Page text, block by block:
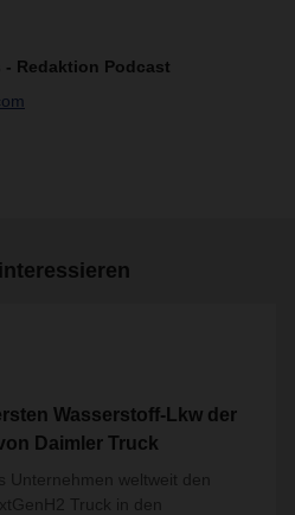
Redaktion Podcast
Wasserstoff-Lkw der
Daimler Truck
Unternehmen weltweit den
Truck in den